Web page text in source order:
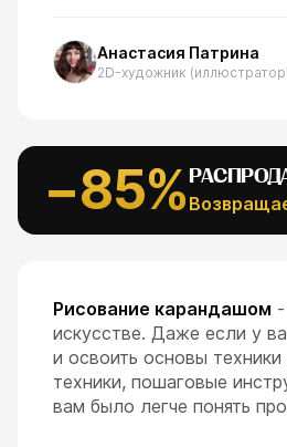
ESC
Анастасия Патрина
2D-художник
−85%
Рисование карандашом
искусстве. Даже если у
и освоить основы
техники, пошаговые
вам было легче понять